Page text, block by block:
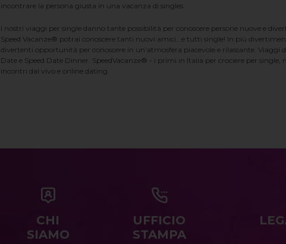
incontrare la persona giusta in una vacanza di singles.
I nostri viaggi per single danno tante possibilità per conoscere persone nuove e
Speed Vacanze® potrai conoscere tanti nuovi amici...e tutti single! In più
divertenti opportunità per conoscere in un'atmosfera piacevole e rilassante. Viaggi
Date e Speed Date Dinner. SpeedVacanze® - i primi in Italia per crociere per single,
incontri dal vivo e online dating.
CHI
SIAMO
UFFICIO
STAMPA